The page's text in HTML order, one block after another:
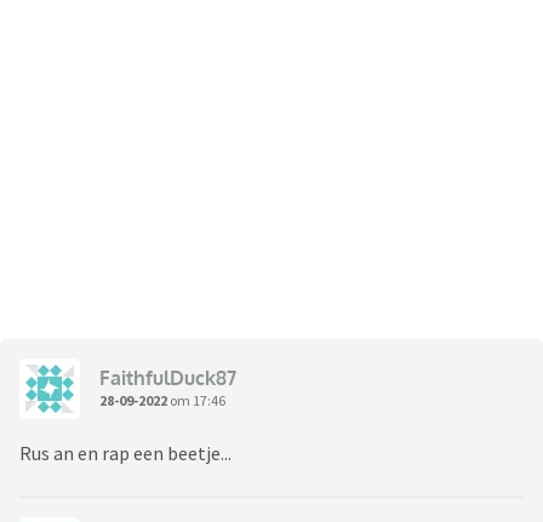
FaithfulDuck87
28-09-2022 om 17:46
Rus an en rap een beetje...